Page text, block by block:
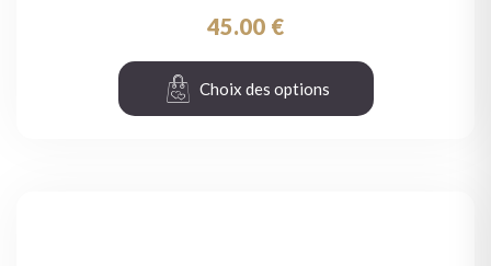
45.00 €
Choix des options